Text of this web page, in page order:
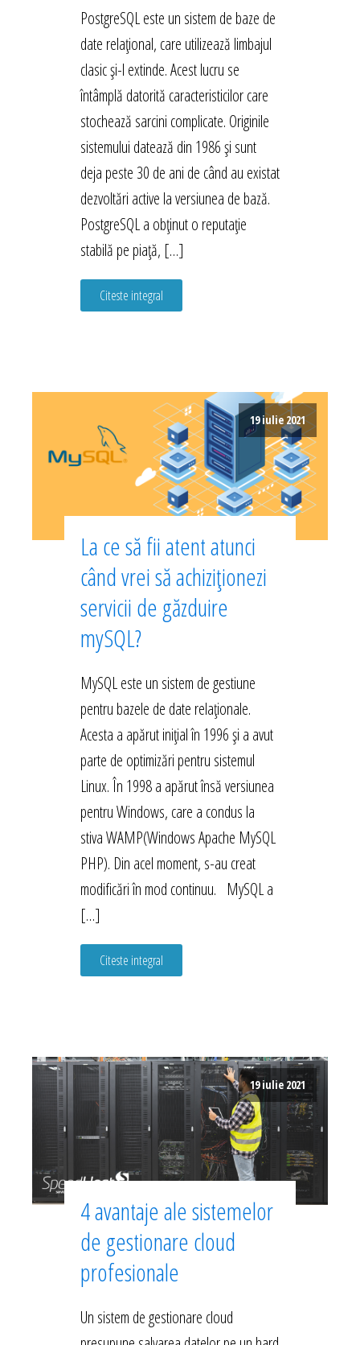
PostgreSQL este un sistem de baze de
date relațional, care utilizează limbajul
clasic și-l extinde. Acest lucru se
întâmplă datorită caracteristicilor care
stochează sarcini complicate. Originile
sistemului datează din 1986 și sunt
deja peste 30 de ani de când au existat
dezvoltări active la versiunea de bază.
PostgreSQL a obținut o reputație
stabilă pe piață, […]
Citeste integral
19 iulie 2021
La ce să fii atent atunci
când vrei să achiziționezi
servicii de găzduire
mySQL?
MySQL este un sistem de gestiune
pentru bazele de date relaționale.
Acesta a apărut inițial în 1996 și a avut
parte de optimizări pentru sistemul
Linux. În 1998 a apărut însă versiunea
pentru Windows, care a condus la
stiva WAMP(Windows Apache MySQL
PHP). Din acel moment, s-au creat
modificări în mod continuu. MySQL a
[…]
Citeste integral
19 iulie 2021
4 avantaje ale sistemelor
de gestionare cloud
profesionale
Un sistem de gestionare cloud